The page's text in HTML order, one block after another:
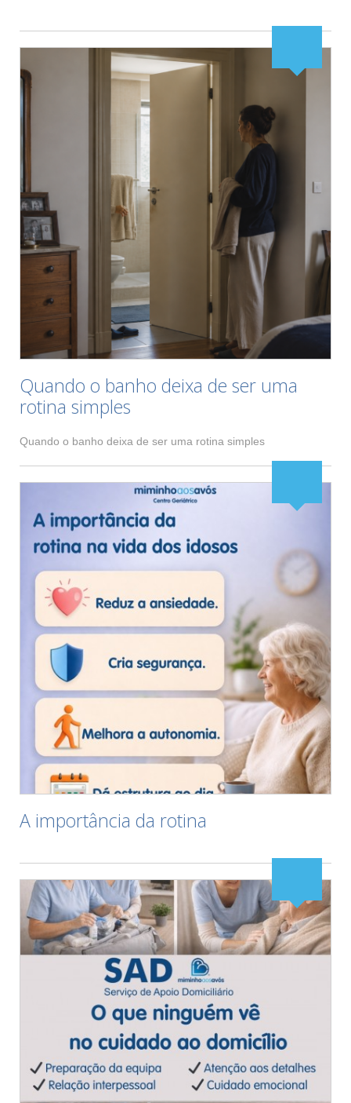
Quando o banho deixa de ser uma
rotina simples
Quando o banho deixa de ser uma rotina simples
A importância da rotina